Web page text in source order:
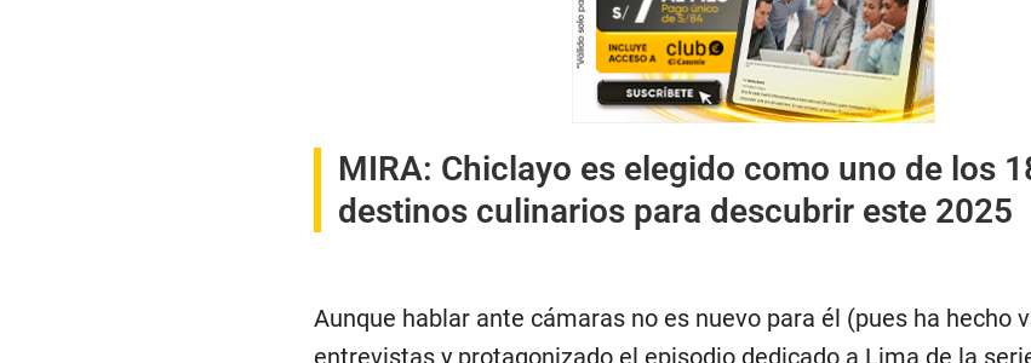
MIRA: Chiclayo es elegido como uno de los
destinos culinarios para descubrir este 2025
Aunque hablar ante cámaras no es nuevo para él (pues ha hecho
entrevistas y protagonizado el episodio dedicado a Lima de la